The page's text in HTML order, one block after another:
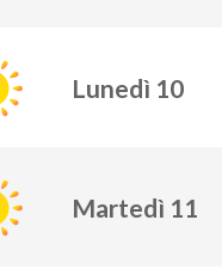
Lunedì 10
Martedì 11